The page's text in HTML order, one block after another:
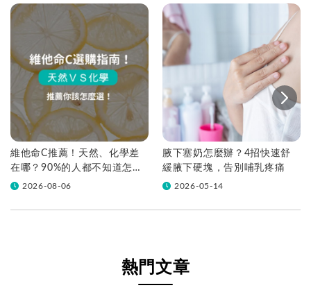
維他命C推薦！天然、化學差
在哪？90%的人都不知道怎麼
挑！帶你一次看
2026-08-06
腋下塞奶怎麼辦？4招快速舒
緩腋下硬塊，告別哺乳疼痛
2026-05-14
熱門文章